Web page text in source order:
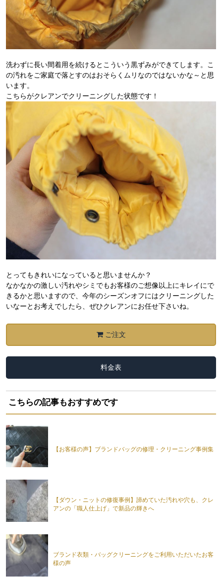
洗わずに長い間着用を続けるとこういう黒ずみができてします。こ
の汚れをご家庭で落とすのはおそらくムリなのではないかな～と思
います。
こちらがクレアンでクリーニングした状態です！
とってもきれいになっていると思いませんか？
なかなかの激しい汚れやシミでもお客様のご想像以上にキレイにで
きるかと思いますので、今年のシーズンオフにはクリーニングした
いなーとお考えでしたら、ぜひクレアンにお任せ下さいね。
ご注文
料金表
こちらの記事もおすすめです
【お客様の声】ブランドバッグの修理・クリーニング事例集
【ダウン・ニットの修復事例】諦めていた汚れや穴も、クレ
アンの「職人仕上げ」で新品の輝きへ
ブランド衣類・バッグクリーニングをご利用いただいたお客
様の声